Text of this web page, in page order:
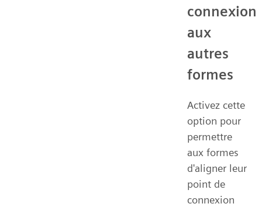
connexion
aux
autres
formes
Activez cette
option pour
permettre
aux formes
d'aligner leur
point de
connexion